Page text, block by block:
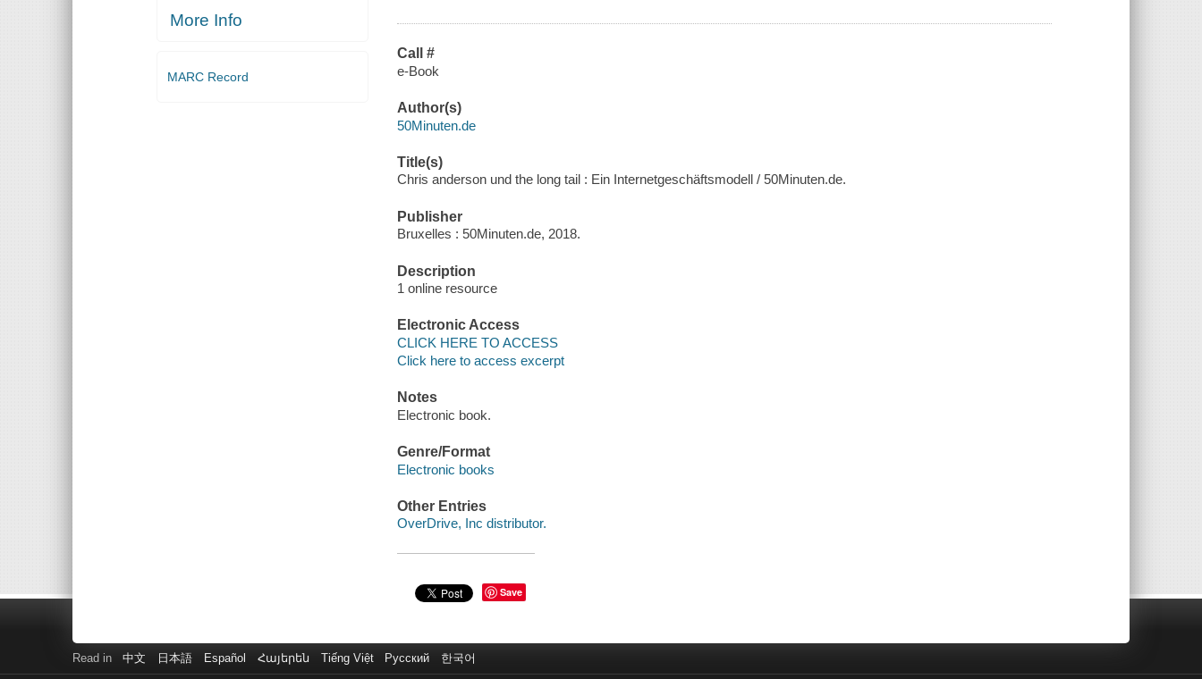
More Info
MARC Record
Call #
e-Book
Author(s)
50Minuten.de
Title(s)
Chris anderson und the long tail : Ein Internetgeschäftsmodell / 50Minuten.de.
Publisher
Bruxelles : 50Minuten.de, 2018.
Description
1 online resource
Electronic Access
CLICK HERE TO ACCESS
Click here to access excerpt
Notes
Electronic book.
Genre/Format
Electronic books
Other Entries
OverDrive, Inc distributor.
Save
Read in 中文 日本語 Español Հայերեն Tiếng Việt Русский 한국어